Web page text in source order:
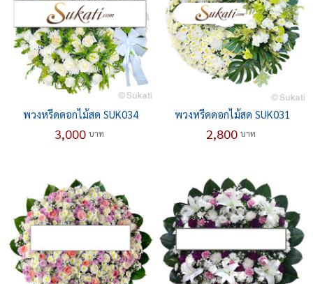
พวงหรีดดอกไม้สด SUK034
3,000 บาท
พวงหรีดดอกไม้สด SUK031
2,800 บาท